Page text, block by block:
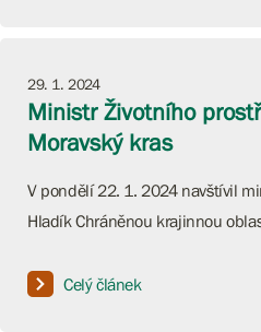
29. 1. 2024
Ministr Životního
Moravský kras
V pondělí 22. 1. 2024 navštívil
Hladík Chráněnou krajinnou
Celý článek